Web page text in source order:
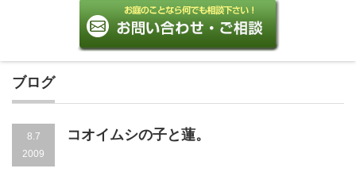
ブログ
8.7
2009
コオイムシの子と蓮。